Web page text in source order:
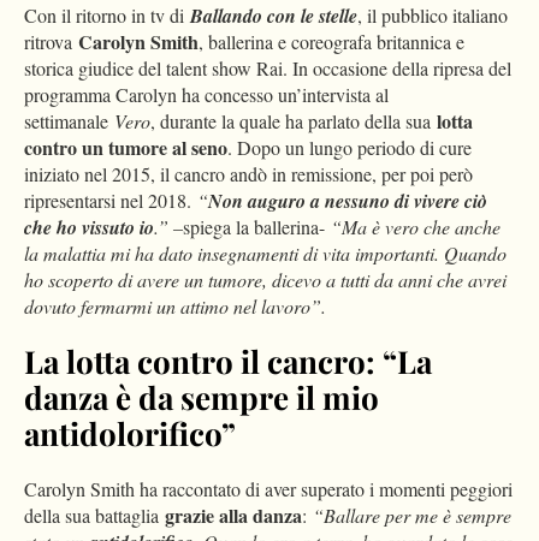
Con il ritorno in tv diBallando con le stelle, il pubblico italiano
ritrova Carolyn Smith, ballerina e coreografa britannica e
storica giudice del talent show Rai. In occasione della ripresa del
programma Carolyn ha concesso un’intervista al
settimanale Vero, durante la quale ha parlato della sua lotta
contro un tumore al seno. Dopo un lungo periodo di cure
iniziato nel 2015, il cancro andò in remissione, per poi però
ripresentarsi nel 2018. “Non auguro a nessuno di vivere ciò
che ho vissuto io.” –spiega la ballerina- “Ma è vero che anche
la malattia mi ha dato insegnamenti di vita importanti. Quando
ho scoperto di avere un tumore, dicevo a tutti da anni che avrei
dovuto fermarmi un attimo nel lavoro”.
La lotta contro il cancro: “La
danza è da sempre il mio
antidolorifico”
Carolyn Smith ha raccontato di aver superato i momenti peggiori
della sua battaglia grazie alla danza: “Ballare per me è sempre